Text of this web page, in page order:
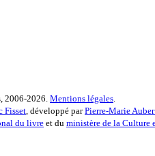
2006-2026. Mentions légales.
Fisset, développé parPierre-Marie
du livre et du ministère de la Culture